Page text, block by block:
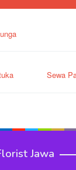
Sewa
Jawa